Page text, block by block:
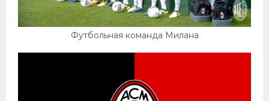
Футбольная команда Милана